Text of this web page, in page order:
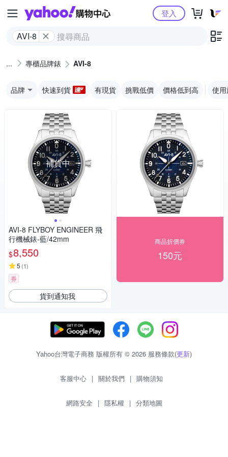
Yahoo購物中心
AVI-8
登入
專櫃品牌錶 AVI-8
品牌 快速到貨 有現貨 挑戰低價 價格低到高 使
補貨中
AVI-8 FLYBOY ENGINEER 飛
行機械錶-藍/42mm
$8,550
5 (1)
券
貨到通知我
商品折價券
150元
Yahoo台灣電子商務 版權所有 © 2026 服務條款(更新)
客服中心 | 關於我們 | 購物須知
網路安全 | 隱私權 | 分類地圖